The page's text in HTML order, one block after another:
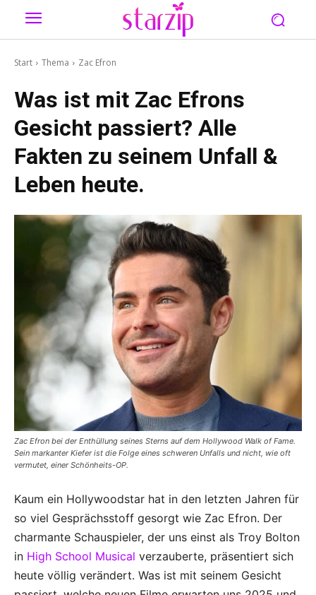
Start Thema Zac Efron
Was ist mit Zac Efrons
Gesicht passiert? Alle
Fakten zu seinem Unfall &
Leben heute.
Zac Efron bei der Enthüllung seines Sterns auf dem Hollywood Walk of Fame.
Sein markanter Kiefer ist die Folge eines schweren Unfalls und nicht, wie oft
vermutet, einer Schönheits-OP.
Kaum ein Hollywoodstar hat in den letzten Jahren für
so viel Gesprächsstoff gesorgt wie Zac Efron. Der
charmante Schauspieler, der uns einst als Troy Bolton
in High School Musical verzauberte, präsentiert sich
heute völlig verändert. Was ist mit seinem Gesicht